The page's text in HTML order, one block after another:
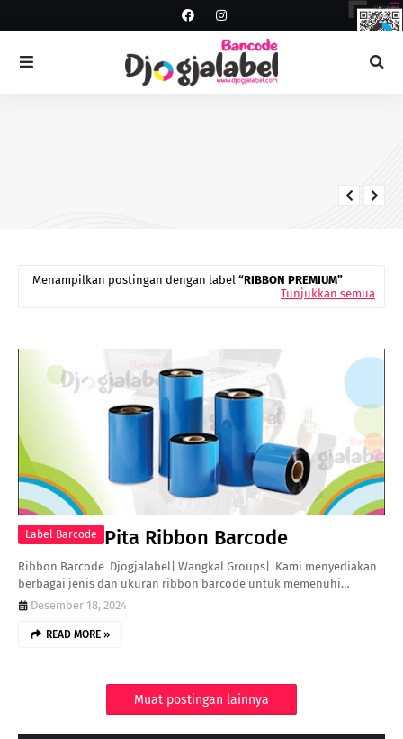
Menampilkan postingan dengan label RIBBON PREMIUM
Tunjukkan semua
Label Barcode Pita Ribbon Barcode
Ribbon Barcode Djogjalabel| Wangkal Groups| Kami menyediakan
berbagai jenis dan ukuran ribbon barcode untuk memenuhi…
Desember 18, 2024
READ MORE »
Muat postingan lainnya